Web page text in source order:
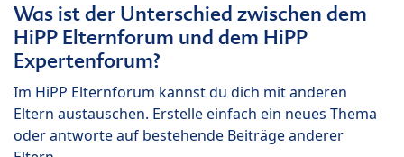
Was ist der Unterschied zwischen dem
HiPP Elternforum und dem HiPP
Expertenforum?
Im HiPP Elternforum kannst du dich mit anderen
Eltern austauschen. Erstelle einfach ein neues Thema
oder antworte auf bestehende Beiträge anderer